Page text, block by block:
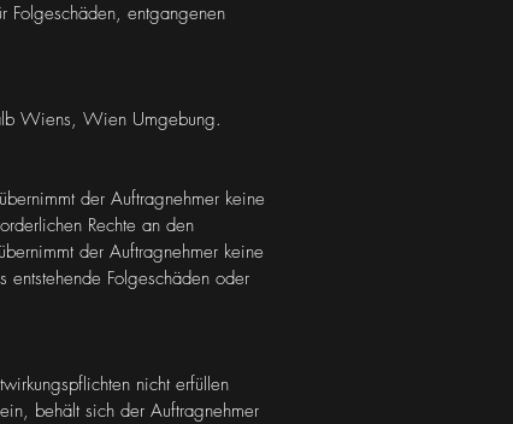
Folgeschäden, entgangenen
Wiens, Wien Umgebung.
der Auftragnehmer keine
Rechte an den
der Auftragnehmer keine
Folgeschäden oder
nicht erfüllen
behält sich der Auftragnehmer